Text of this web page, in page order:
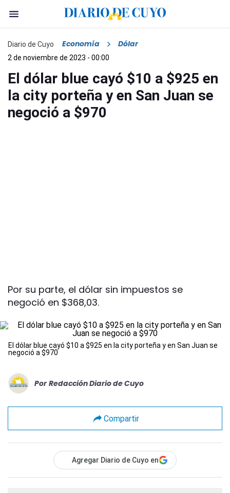
Diario de Cuyo Economía Dólar
2 de noviembre de 2023 - 00:00
El dólar blue cayó $10 a $925 en
la city porteña y en San Juan se
negoció a $970
Por su parte, el dólar sin impuestos se
negoció en $368,03.
El dólar blue cayó $10 a $925 en la city porteña y en San Juan se
negoció a $970
Por Redacción Diario de Cuyo
Compartir
Agregar Diario de Cuyo en